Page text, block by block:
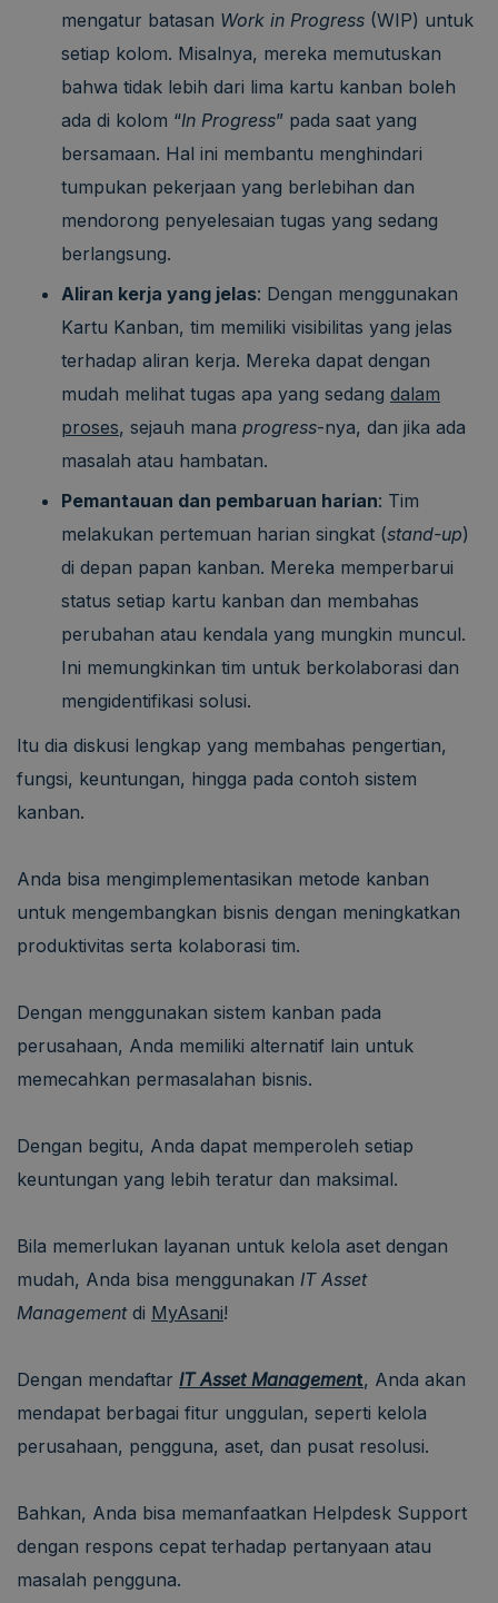
mengatur batasan Work in Progress (WIP) untuk
setiap kolom. Misalnya, mereka memutuskan
bahwa tidak lebih dari lima kartu kanban boleh
ada di kolom “In Progress” pada saat yang
bersamaan. Hal ini membantu menghindari
tumpukan pekerjaan yang berlebihan dan
mendorong penyelesaian tugas yang sedang
berlangsung.
Aliran kerja yang jelas: Dengan menggunakan
Kartu Kanban, tim memiliki visibilitas yang jelas
terhadap aliran kerja. Mereka dapat dengan
mudah melihat tugas apa yang sedang dalam
proses, sejauh mana progress-nya, dan jika ada
masalah atau hambatan.
Pemantauan dan pembaruan harian: Tim
melakukan pertemuan harian singkat (stand-up)
di depan papan kanban. Mereka memperbarui
status setiap kartu kanban dan membahas
perubahan atau kendala yang mungkin muncul.
Ini memungkinkan tim untuk berkolaborasi dan
mengidentifikasi solusi.
Itu dia diskusi lengkap yang membahas pengertian,
fungsi, keuntungan, hingga pada contoh sistem
kanban.
Anda bisa mengimplementasikan metode kanban
untuk mengembangkan bisnis dengan meningkatkan
produktivitas serta kolaborasi tim.
Dengan menggunakan sistem kanban pada
perusahaan, Anda memiliki alternatif lain untuk
memecahkan permasalahan bisnis.
Dengan begitu, Anda dapat memperoleh setiap
keuntungan yang lebih teratur dan maksimal.
Bila memerlukan layanan untuk kelola aset dengan
mudah, Anda bisa menggunakan IT Asset
Managementdi MyAsani!
Dengan mendaftar IT Asset Management, Anda akan
mendapat berbagai fitur unggulan, seperti kelola
perusahaan, pengguna, aset, dan pusat resolusi.
Bahkan, Anda bisa memanfaatkan Helpdesk Support
dengan respons cepat terhadap pertanyaan atau
masalah pengguna.